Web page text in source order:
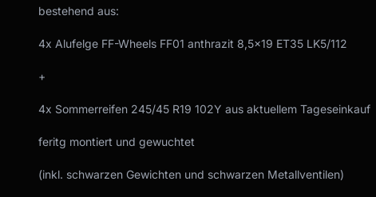
bestehend aus:
4x Alufelge FF-Wheels FF01 anthrazit 8,5x19 ET35 LK5/112
+
4x Sommerreifen 245/45 R19 102Y aus aktuellem Tageseinkauf
feritg montiert und gewuchtet
(inkl. schwarzen Gewichten und schwarzen Metallventilen)